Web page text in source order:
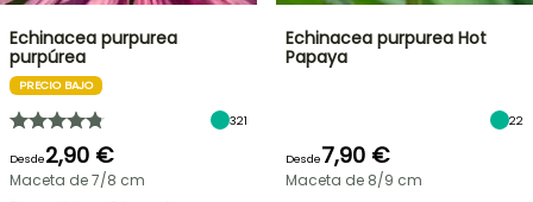
Echinacea purpurea
purpúrea
PRECIO BAJO
321
Desde2,90 €
Maceta de 7/8 cm
Echinacea purpurea Hot
Papaya
22
Desde7,90 €
Maceta de 8/9 cm